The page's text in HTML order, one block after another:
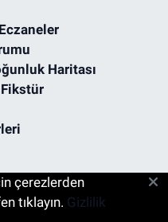
Haritası
çerezlerden
tıklayın. Gizlilik